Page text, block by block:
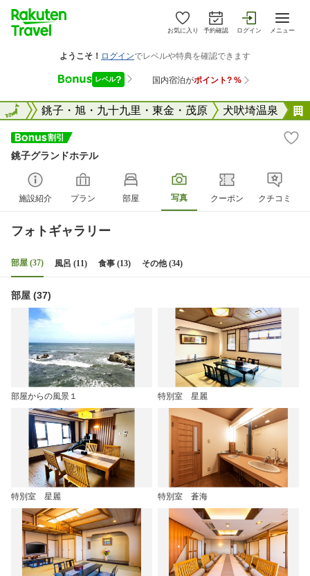
お気に入り 予約確認 ログイン メニュー
葉県 銚子・旭・九十九里・東金・茂原 犬吠埼温泉
全国
銚子グランドホテル
施設紹介 プラン 部屋 写真 クーポン クチコミ
フォトギャラリー
部屋 (37) 風呂 (11) 食事 (13) その他 (34)
部屋 (37)
部屋からの風景１ 特別室 星麗
特別室 星麗 特別室 蒼海